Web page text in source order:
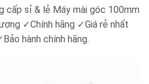
cấp sỉ & lẻ Máy mài góc 100mm
✓Chính hãng ✓Giá rẻ nhất
hành chính hãng.